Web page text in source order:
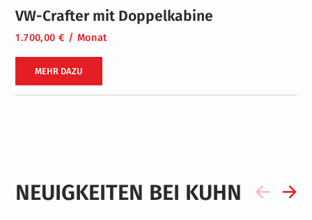
VW-Crafter mit Doppelkabine
1.700,00 € / Monat
MEHR DAZU
NEUIGKEITEN BEI KUHN